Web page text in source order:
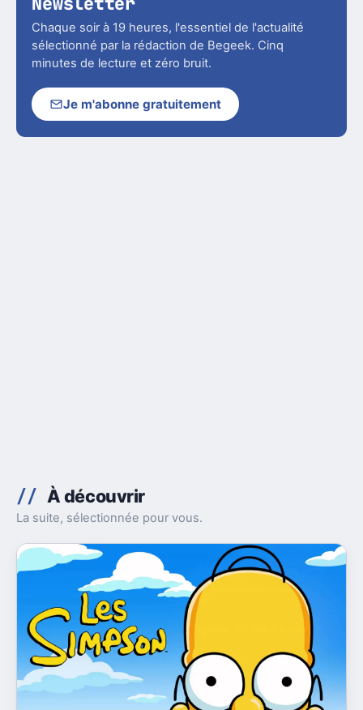
Chaque soir à 19 heures, l'essentiel de l'actualité
sélectionné par la rédaction de Begeek. Cinq
minutes de lecture et zéro bruit.
Je m'abonne gratuitement
À découvrir
La suite, sélectionnée pour vous.